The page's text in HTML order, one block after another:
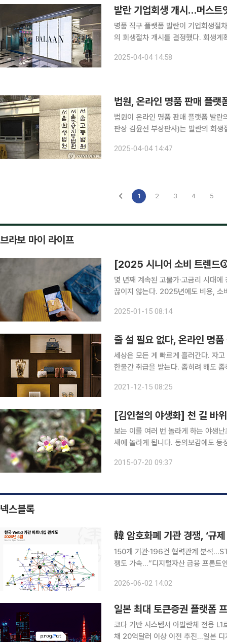
발란 기업회생 개시…머스트
명품 직구 플랫폼 발란이 기업회생절차(법정관리)에 들어
의 회생절차 개시를 결정했다. 회생
출로 영업적자가 누적됐고, 티메프(티
2025-04-04 14:58
법원, 온라인 명품 판매 플랫
법원이 온라인 명품 판매 플랫폼 발란의 회생절차를
판장 김윤선 부장판사)는 발란의 회
지출로 영업적자가 누적됐다”며 “티
2025-04-04 14:47
1 2 3 4 5
브라보 마이 라이프
[2025 시니어 소비 트렌드
몇 년째 계속된 고물가·고금리 시대
끊이지 않는다. 2025년에도 비용, 소
로나19 이후 모바일과 전자상거래에
2025-01-15 08:14
줄 설 필요 없다, 온라인 명
세상은 모든 게 빠르게 흘러간다. 자
한물간 취급을 받는다. 좁히려 해도
2021-12-15 08:25
[김인철의 야생화] 천 길 바
보는 이를 여러 번 놀라게 하는 야생난초가 있습
새에 놀라게 됩니다. 동의보감에도
고 가느다란 줄기를 따라 양편에 어긋
2015-07-20 09:37
넥스블록
韓 암호화폐 기관 경쟁, ‘규
150개 기관·196건 협력관계 분석
쟁도 가속…“디지털자산 금융 프론트
기관들의 암호화폐 시장 진출 총정리
2026-06-02 14:02
일본 최대 토큰증권 플랫폼
코다 기반 시스템서 아발란체 전용
채 20억달러 이상 이전 추진…일본 디